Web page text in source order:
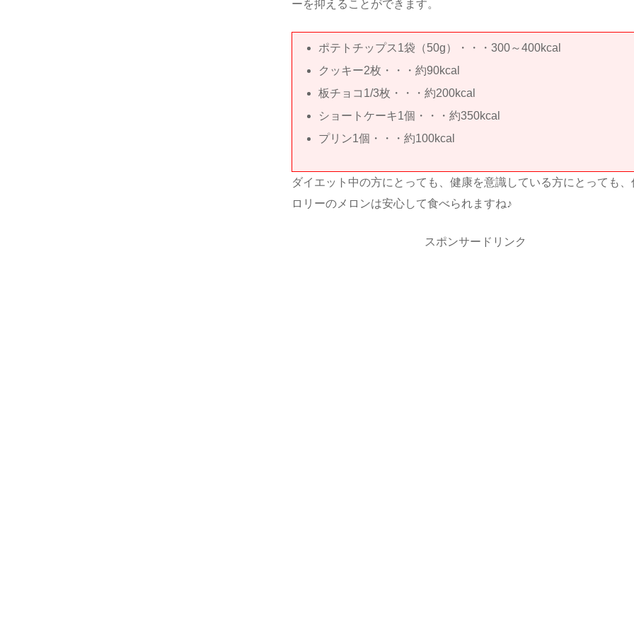
ーを抑えることができます。
ポテトチップス1袋（50g）・・・300～400kcal
クッキー2枚・・・約90kcal
板チョコ1/3枚・・・約200kcal
ショートケーキ1個・・・約350kcal
プリン1個・・・約100kcal
ダイエット中の方にとっても、健康を意識している方にとっても、
ロリーのメロンは安心して食べられますね♪
スポンサードリンク